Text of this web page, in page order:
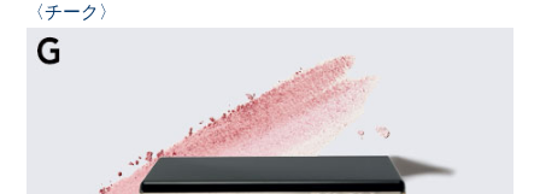
〈チーク〉